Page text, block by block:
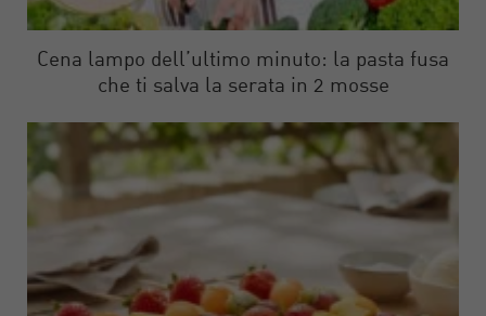
Cena lampo dell’ultimo minuto: la pasta fusa
che ti salva la serata in 2 mosse